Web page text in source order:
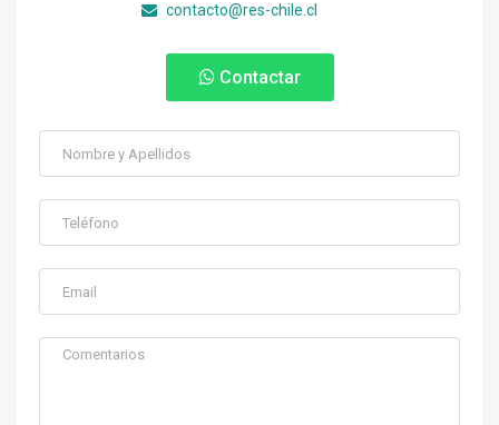
contacto@res-chile.cl
Contactar